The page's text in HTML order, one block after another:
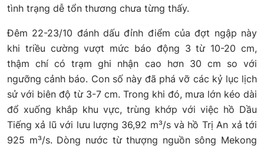
tình trạng dễ tổn thương chưa từng thấy.
Đêm 22-23/10 đánh dấu đỉnh điểm của đợt ngập này
khi triều cường vượt mức báo động 3 từ 10-20 cm,
thậm chí có trạm ghi nhận cao hơn 30 cm so với
ngưỡng cảnh báo. Con số này đã phá vỡ các kỷ lục lịch
sử với biên độ từ 3-7 cm. Trong khi đó, mưa lớn kéo dài
đổ xuống khắp khu vực, trùng khớp với việc hồ Dầu
Tiếng xả lũ với lưu lượng 36,92 m³/s và hồ Trị An xả tới
925 m³/s. Dòng nước từ thượng nguồn sông Mekong